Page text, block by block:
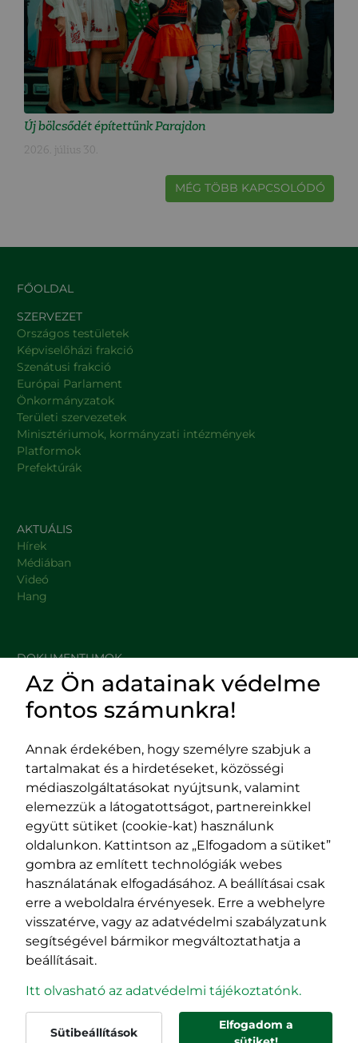
Új bölcsődét építettünk Parajdon
2026. július 30.
MÉG TÖBB KAPCSOLÓDÓ
FŐOLDAL
SZERVEZET
Országos testületek
Képviselőházi frakció
Szenátusi frakció
Európai Parlament
Önkormányzatok
Területi szervezetek
Minisztériumok, kormányzati intézmények
Platformok
Prefektúrák
AKTUÁLIS
Hírek
Médiában
Videó
Hang
DOKUMENTUMOK
HASZNOS LINKEK
Impresszum
Adatvédelmi szabályzat
EPP program
400029 Kolozsvár,
Fürdő (Card. Iuliu Hossu) utca, 41.
szám
tel/fax:0723 250 321
email:office@rmdsz.ro
Majális utca, 60.
szám
tel/fax:0264 590 758
email:
office@rmdsz.ro
© rmdsz.ro 2026
Az Ön adatainak védelme
fontos számunkra!
Annak érdekében, hogy személyre szabjuk a
tartalmakat és a hirdetéseket, közösségi
médiaszolgáltatásokat nyújtsunk, valamint
elemezzük a látogatottságot, partnereinkkel
együtt sütiket (cookie-kat) használunk
oldalunkon. Kattintson az „Elfogadom a sütiket”
gombra az említett technológiák webes
használatának elfogadásához. A beállításai csak
erre a weboldalra érvényesek. Erre a webhelyre
visszatérve, vagy az adatvédelmi szabályzatunk
segítségével bármikor megváltoztathatja a
beállításait.
Itt olvasható az adatvédelmi tájékoztatónk.
Sütibeállítások
Elfogadom a